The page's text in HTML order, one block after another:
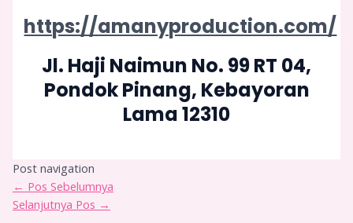
https://amanyproduction.com/
Jl. Haji Naimun No. 99 RT 04,
Pondok Pinang, Kebayoran
Lama 12310
Post navigation
← Pos Sebelumnya
Selanjutnya Pos →